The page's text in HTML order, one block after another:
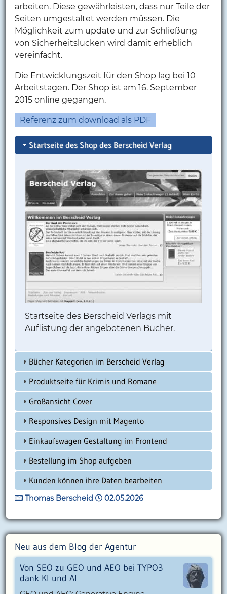
arbeiten. Diese gewährleisten, dass nur Teile der
Seiten umgestaltet werden müssen. Die
Möglichkeit zum update und zur Schließung
von Sicherheitslücken wird damit erheblich
vereinfacht.
Die Entwicklungszeit für den Shop lag bei 10
Arbeitstagen. Der Shop ist am 16. September
2015 online gegangen.
Referenz zum download als PDF
Startseite des Shop des Berscheid Verlag
Startseite des Berscheid Verlags mit
Auflistung der angebotenen Bücher.
Bücher Kategorien im Berscheid Verlag
Produktseite für Krimis und Romane
Großansicht Cover
Responsives Design mit Magento
Einkaufswagen Gestaltung im Frontend
Bestellung im Shop aufgeben
Kunden können ihre Daten bearbeiten
Thomas Berscheid 02.05.2026
Neu aus dem Blog der Agentur
Von SEO zu GEO und AEO bei TYPO3
dank KI und AI